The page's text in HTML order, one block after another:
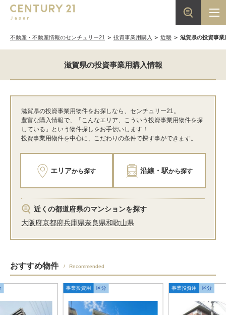
不動産・不動産情報のセンチュリー21 投資事業用購入 近畿 滋賀県の投資事業
滋賀県の投資事業用購入情報
滋賀県の投資事業用物件をお探しなら、センチュリー21。
豊富な購入情報で、「こんなエリア、こういう投資事業用物件を探
している」という物件探しをお手伝いします！
投資事業用物件を中心に、こだわりの条件で探す事ができます。
エリアから探す 沿線・駅から探す
近くの都道府県のマンションを探す
大阪府京都府兵庫県奈良県和歌山県
おすすめ物件 Recommended
事業投資用 区分 事業投資用 区分